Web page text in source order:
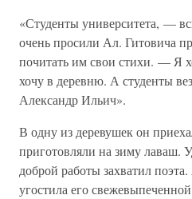
«Студенты университета, —
очень просили Ал. Гитовича
почитать им свои стихи. — Я
хочу в деревню. А студенты
Александр Ильич».
В одну из деревушек он
приготовляли на зиму лаваш.
доброй работы захватил
угостила его